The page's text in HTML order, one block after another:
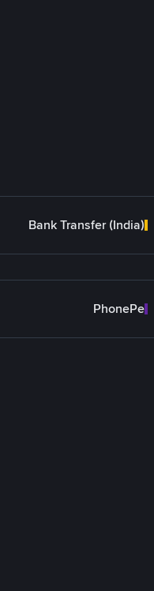
Bank Transfer (India)
PhonePe